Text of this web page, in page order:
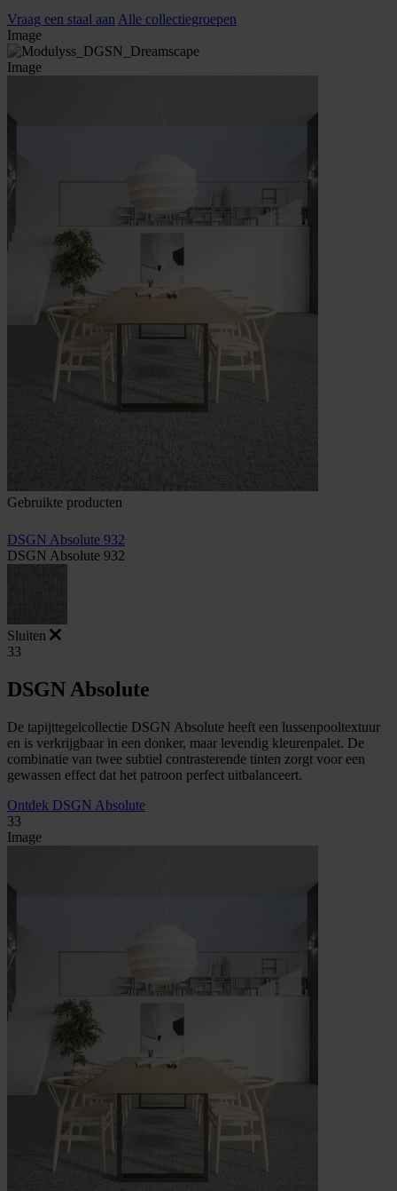
Vraag een staal aan Alle collectiegroepen
Image
Image
Gebruikte producten
DSGN Absolute 932
DSGN Absolute 932
Sluiten
33
DSGN Absolute
De tapijttegelcollectie DSGN Absolute heeft een lussenpooltextuur
en is verkrijgbaar in een donker, maar levendig kleurenpalet. De
combinatie van twee subtiel contrasterende tinten zorgt voor een
gewassen effect dat het patroon perfect uitbalanceert.
Ontdek DSGN Absolute
33
Image